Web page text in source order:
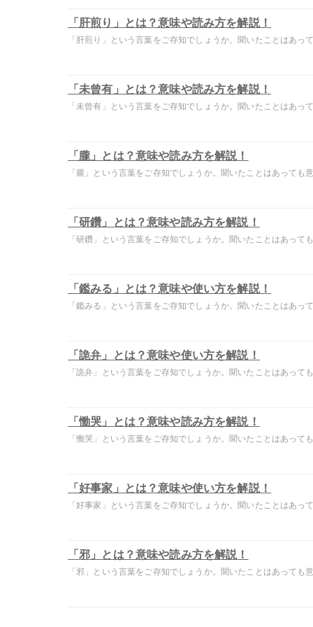
「肝煎り」とは？意味や読み方を解説！
「肝煎り」という言葉をご存知でしょうか。聞いたことはあっ
「未曾有」とは？意味や読み方を解説！
「未曾有」という言葉をご存知でしょうか。聞いたことはあっ
「朧」とは？意味や読み方を解説！
「朧」という言葉をご存知でしょうか。聞いたことはあっても
「研鑽」とは？意味や読み方を解説！
「研鑽」という言葉をご存知でしょうか。聞いたことはあって
「鑑みる」とは？意味や使い方を解説！
「鑑みる」という言葉をご存知でしょうか。聞いたことはあっ
「詭弁」とは？意味や使い方を解説！
「詭弁」という言葉をご存知でしょうか。聞いたことはあって
「慟哭」とは？意味や読み方を解説！
「慟哭」という言葉をご存知でしょうか。聞いたことはあって
「好事家」とは？意味や使い方を解説！
「好事家」という言葉をご存知でしょうか。聞いたことはあっ
「邪」とは？意味や読み方を解説！
「邪」という言葉をご存知でしょうか。聞いたことはあっても